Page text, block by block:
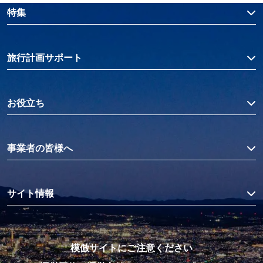
特集
旅行計画サポート
お役立ち
事業者の皆様へ
サイト情報
模倣サイトにご注意ください